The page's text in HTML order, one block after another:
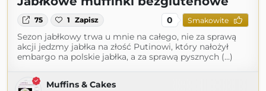
75 1 Zapisz 0 Smakowite
Sezon jabłkowy trwa u mnie na całego, nie za sprawą
akcji jedzmy jabłka na złość Putinowi, który nałożył
embargo na polskie jabłka, a za sprawą pysznych (...)
Muffins & Cakes